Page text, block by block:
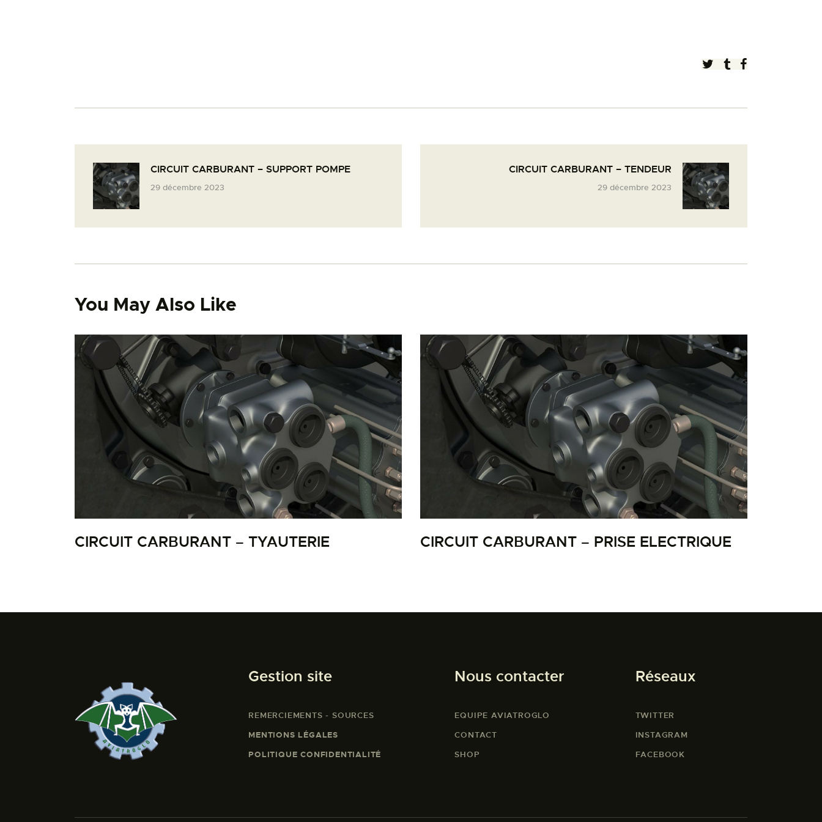
AGO
L’ATELIER DE L’AIR
CIRCUIT CARBURANT – SUPPORT POMPE
29 décembre 2023
CIRCUIT CARBURANT – TENDEUR
29 décembre 2023
You May Also Like
CIRCUIT CARBURANT – TYAUTERIE CIRCUIT CARBURANT – PRISE ELECTRIQUE
Gestion site
REMERCIEMENTS - SOURCES
MENTIONS LÉGALES
POLITIQUE CONFIDENTIALITÉ
Nous contacter
EQUIPE AVIATROGLO
CONTACT
SHOP
Réseaux
TWITTER
INSTAGRAM
FACEBOOK